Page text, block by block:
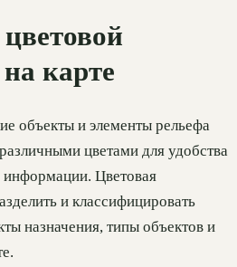
карте
объекты и элементы рельефа
цветами для удобства
информации. Цветовая
и классифицировать
назначения, типы объектов и